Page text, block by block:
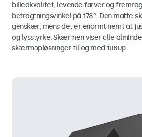
billedkvalitet, levende farver og
betragtningsvinkel på 178°. Den matte
genskær, mens det er enormt nemt at
og lysstyrke. Skærmen viser alle
skærmopløsninger til og med 1080p.